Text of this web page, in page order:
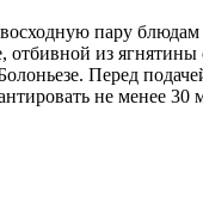
пару блюдам
отбивной из
Перед
не менее 30